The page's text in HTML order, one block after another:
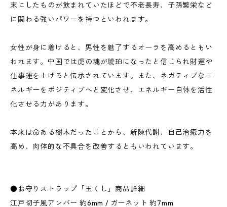
末にしたものが飲まれていたほどで不老長寿、子孫繁栄など
に関わる強いパワーを持つといわれます。
女性が身に着けると、男性を魅了するオーラを高めるともい
われます。中国では虎の魂が琥珀になったと信じられ財運や
仕事運を上げると伝承されています。また、ネガティブなエ
ネルギーをポジティブへと変化させ、エネルギー自体を活性
化させる力があります。
本来は命ある樹木だったことから、新陳代謝、自己治癒力を
高め、肉体的な不具合を改善するともいわれています。
●お守りストラップ「玉くし」商品詳細
江戸切子風アンバー 約6mm / ガーネット 約7mm